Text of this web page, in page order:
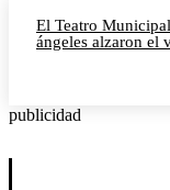
El Teatro
ángeles alzaron el
publicidad